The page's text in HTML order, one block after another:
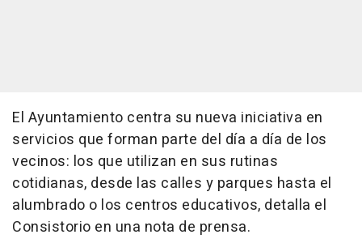
El Ayuntamiento centra su nueva iniciativa en
servicios que forman parte del día a día de los
vecinos: los que utilizan en sus rutinas
cotidianas, desde las calles y parques hasta el
alumbrado o los centros educativos, detalla el
Consistorio en una nota de prensa.